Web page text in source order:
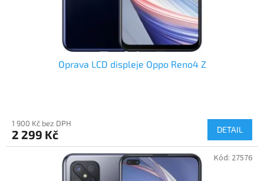
Oprava LCD displeje Oppo Reno4 Z
1 900 Kč bez DPH
2 299 Kč DETAIL
Kód: 27576